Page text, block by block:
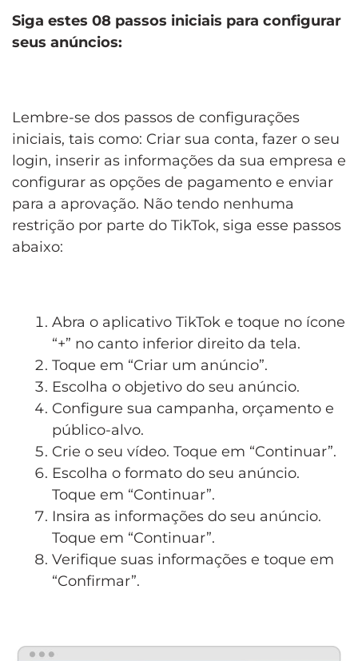
Siga estes 08 passos iniciais para configurar
seus anúncios:
Lembre-se dos passos de configurações
iniciais, tais como: Criar sua conta, fazer o seu
login, inserir as informações da sua empresa e
configurar as opções de pagamento e enviar
para a aprovação. Não tendo nenhuma
restrição por parte do TikTok, siga esse passos
abaixo:
Abra o aplicativo TikTok e toque no ícone
“+” no canto inferior direito da tela.
Toque em “Criar um anúncio”.
Escolha o objetivo do seu anúncio.
Configure sua campanha, orçamento e
público-alvo.
Crie o seu vídeo. Toque em “Continuar”.
Escolha o formato do seu anúncio.
Toque em “Continuar”.
Insira as informações do seu anúncio.
Toque em “Continuar”.
Verifique suas informações e toque em
“Confirmar”.